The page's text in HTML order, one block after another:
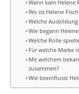
Wann kam Helene
Wo ist Helene
Welche
Wie begann
Welche Rolle
Für welche Marke
Mit welchem
zusammen?
Wie beeinflusst